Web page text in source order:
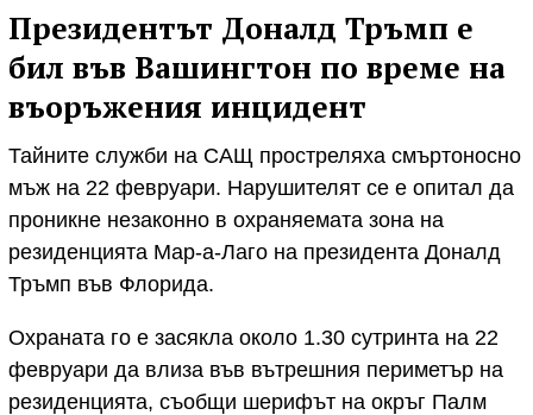
Президентът Доналд Тръмп е
бил във Вашингтон по време на
въоръжения инцидент
Тайните служби на САЩ простреляха смъртоносно
мъж на 22 февруари. Нарушителят се е опитал да
проникне незаконно в охраняемата зона на
резиденцията Мар-а-Лаго на президента Доналд
Тръмп във Флорида.
Охраната го е засякла около 1.30 сутринта на 22
февруари да влиза във вътрешния периметър на
резиденцията, съобщи шерифът на окръг Палм